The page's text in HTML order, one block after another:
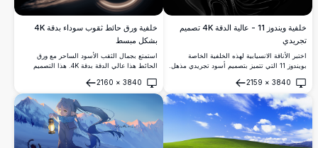
خلفية ويندوز 11 - عالية الدقة 4K تصميم
تجريدي
اختبر الأناقة الانسيابية لهذه الخلفية الخاصة
بويندوز 11 التي تتميز بتصميم أسود تجريدي مذهل.
ومتقنة إلى سطح المكتب الخاص بك، مثالية لتعزيز
مساحة العمل الرقمية الخاصة بك بالعمق والأناقة.
3840
×
2159
فتح
خلفية ورق حائط ثقوب سوداء بدقة 4K
بشكل مبسط
استمتع بجمال الثقب الأسود الساحر مع ورق
الحائط هذا عالي الدقة بدقة 4K. هذا التصميم
الأسود، وهو مثالي لعشاق الفضاء وأي شخص
يبحث عن إضافة لمسة من الأناقة الكونية إلى
3840
×
2160
فتح